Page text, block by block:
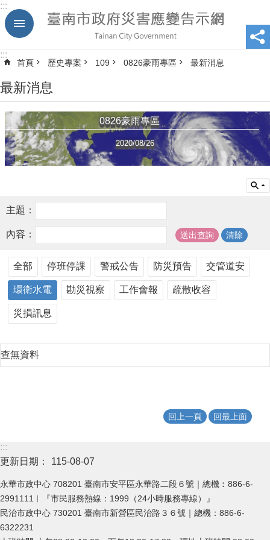
跳到主要內容區塊
:::
:::
首頁 歷史專案 109 0826豪雨專區 最新消息
最新消息
0826豪雨專區
2020/08/26
主題：
內容：
全部 停班停課 警戒公告 防災預告 交管道安
環衛水電 勘災視察 工作會報 疏散收容
災損訊息
查無資料
回上一頁 回最上面
:::
更新日期：
115-08-07
永華市政中心 708201 臺南市安平區永華路二段６號｜總機︰886-6-
2991111︱『市民服務熱線：1999（24小時服務專線）』
民治市政中心 730201 臺南市新營區民治路３６號｜總機：886-6-
6322231